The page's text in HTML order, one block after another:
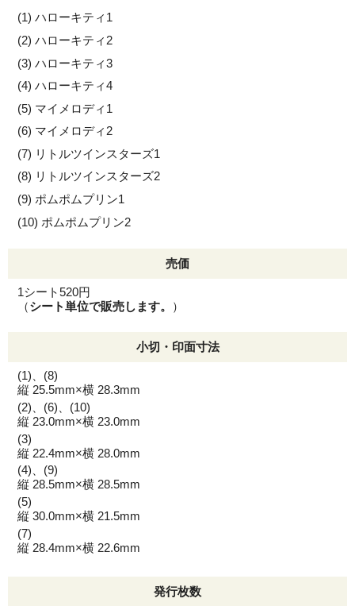
ハローキティ1
ハローキティ2
ハローキティ3
ハローキティ4
マイメロディ1
マイメロディ2
リトルツインスターズ1
リトルツインスターズ2
ポムポムプリン1
ポムポムプリン2
売価
1シート520円
（シート単位で販売します。 ）
小切・印面寸法
(1)、(8)
縦 25.5mm×横 28.3mm
(2)、(6)、(10)
縦 23.0mm×横 23.0mm
(3)
縦 22.4mm×横 28.0mm
(4)、(9)
縦 28.5mm×横 28.5mm
(5)
縦 30.0mm×横 21.5mm
(7)
縦 28.4mm×横 22.6mm
発行枚数